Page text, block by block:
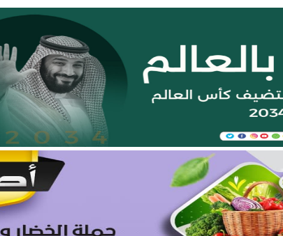
المعهد التقني للتعدين يعلن فتح باب القبول لبرنامج
بالفيديو والصور .. نادي أيتام طريف ينظم برنامجًا قيميًا
نائب أمير الحدود الشمالية يستقبل مدير فرع وزارة
جمعية “ثروة” وغرفة الحدود الشمالية توقعان اتفاقية
بالصور.. علي بن زيدان الشمري يحتفل بزواج ابنه “فواز”